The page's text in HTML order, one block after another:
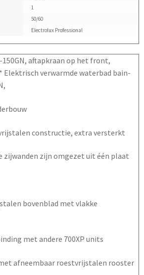
1
50/60
Electrolux Professional
150GN, aftapkraan op het front,
verwarmde waterbad bain-
constructie, extra versterkt
zijwanden zijn omgezet uit één plaat
bovenblad met vlakke
met andere 700XP units
afneembaar roestvrijstalen rooster